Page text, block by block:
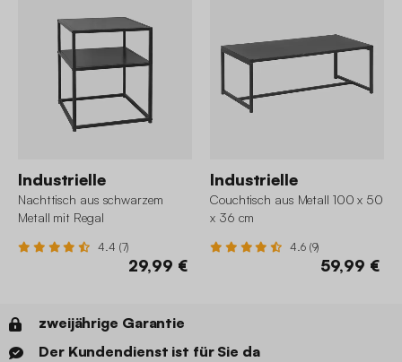
Industrielle
Nachttisch aus schwarzem
Metall mit Regal
4.4 (7)
29,99 €
Industrielle
Couchtisch aus Metall 100 x 50
x 36 cm
4.6 (9)
59,99 €
zweijährige Garantie
Der Kundendienst ist für Sie da